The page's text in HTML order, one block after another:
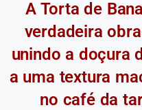
A Torta de
verdadeira
unindo a doçura
a uma textura
no café da